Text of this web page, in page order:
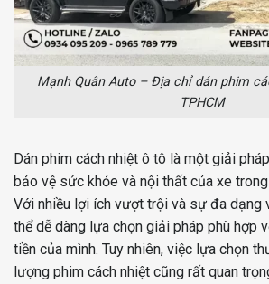
Mạnh Quân Auto – Địa chỉ dán phim
TPHCM
Dán phim cách nhiệt ô tô là một giải
bảo vệ sức khỏe và nội thất của xe
Với nhiều lợi ích vượt trội và sự đa dạng
thể dễ dàng lựa chọn giải pháp phù hợp
tiền của mình. Tuy nhiên, việc lựa chọn
lượng phim cách nhiệt cũng rất quan